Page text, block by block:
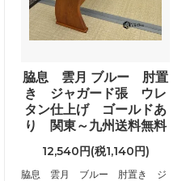
脇息 雲月 ブルー 肘置
き ジャガード張 ウレ
タン仕上げ ゴールドあ
り 関東～九州送料無料
12,540円(税1,140円)
脇息 雲月 ブルー 肘置き ジ